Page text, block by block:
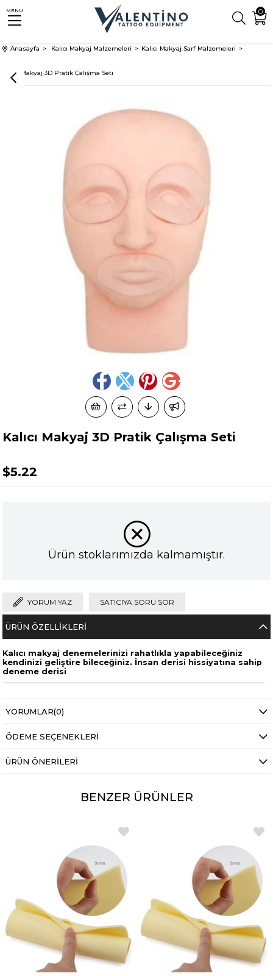
0
MENU
Anasayfa Kalıcı Makyaj Malzemeleri Kalıcı Makyaj Sarf Malzemeleri
Kalıcı Makyaj 3D Pratik Çalışma Seti
Kalıcı Makyaj 3D Pratik Çalışma Seti
$5.22
Ürün stoklarımızda kalmamıştır.
YORUM YAZ SATICIYA SORU SOR
ÜRÜN ÖZELLIKLERI
Kalıcı makyaj denemelerinizi rahatlıkla yapabileceğiniz
kendinizi geliştire bileceğiniz. İnsan derisi hissiyatına sahip
deneme derisi
YORUMLAR(0)
ÖDEME SEÇENEKLERI
ÜRÜN ÖNERILERI
BENZER ÜRÜNLER